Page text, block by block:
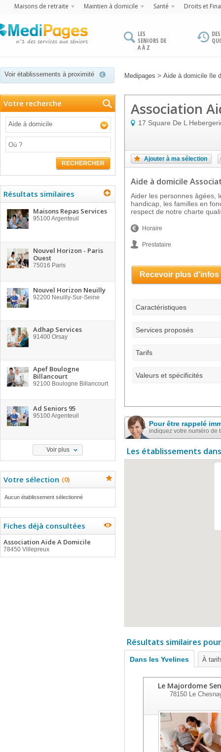
Maisons de retraite Maintien à domicile Santé Droits et
LES
SENIORS DE
A À Z
Voir établissements à proximité Medipages > Aide à domicile Ile
Votre recherche
Aide à domicile
RECHERCHER
Résultats similaires
Maisons Repas Services
95100Argenteuil
Nouvel Horizon - Paris
Ouest
75016 Paris
Nouvel Horizon Neuilly
92200 Neuilly-Sur-Seine
Adhap Services
91400 Orsay
Apef Boulogne
Billancourt
92100 Boulogne Billancourt
Ad Seniors 95
95100Argenteuil
Voir plus
Votre sélection (0)
Aucun établissement sélectionné
Fiches déjà consultées
Association Aide A Domicile
78450 Villepreux
Association
17 Square De L
Ajouter à ma sélection
Aide à domicile
Aider les personnes âgées,
handicap, les familles en
respect de notre charte
Horaire
Prestataire
Recevoir plus d'infos
Caractéristiques
Services proposés
Tarifs
Valeurs et spécificités
Pour être rappelé
indiquez votre numéro de
Les établissements
Résultats similaires
Dans les Yvelines À
Le Majordome
78150Le